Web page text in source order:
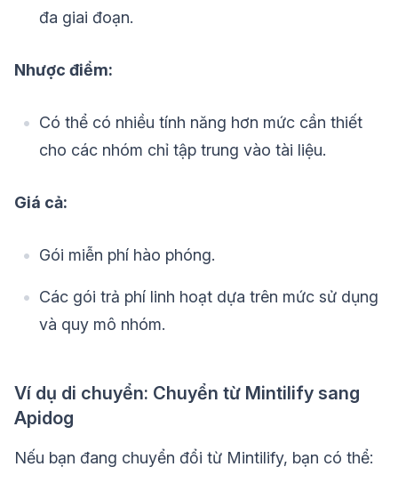
đa giai đoạn.
Nhược điểm:
Có thể có nhiều tính năng hơn mức cần thiết
cho các nhóm chỉ tập trung vào tài liệu.
Giá cả:
Gói miễn phí hào phóng.
Các gói trả phí linh hoạt dựa trên mức sử dụng
và quy mô nhóm.
Ví dụ di chuyển: Chuyển từ Mintilify sang
Apidog
Nếu bạn đang chuyển đổi từ Mintilify, bạn có thể: